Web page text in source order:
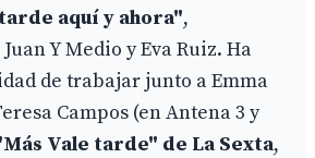
aquí y ahora",
Y Medio y Eva Ruiz. Ha
de trabajar junto a Emma
Campos (en Antena 3 y
Vale tarde" de La Sexta,